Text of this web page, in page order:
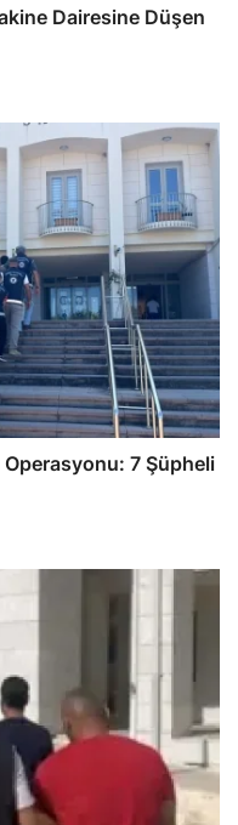
Dairesine Düşen
Operasyonu: 7 Şüpheli